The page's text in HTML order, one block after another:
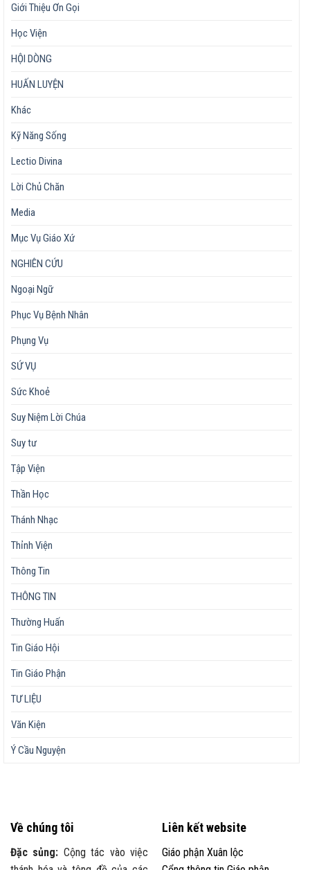
Giới Thiệu Ơn Gọi
Học Viện
HỘI DÒNG
HUẤN LUYỆN
Khác
Kỹ Năng Sống
Lectio Divina
Lời Chủ Chăn
Media
Mục Vụ Giáo Xứ
NGHIÊN CỨU
Ngoại Ngữ
Phục Vụ Bệnh Nhân
Phụng Vụ
SỨ VỤ
Sức Khoẻ
Suy Niệm Lời Chúa
Suy tư
Tập Viện
Thần Học
Thánh Nhạc
Thỉnh Viện
Thông Tin
THÔNG TIN
Thường Huấn
Tin Giáo Hội
Tin Giáo Phận
TƯ LIỆU
Văn Kiện
Ý Cầu Nguyện
Về chúng tôi
Đặc sủng: Cộng tác vào việc
Liên kết website
Giáo phận Xuân lộc